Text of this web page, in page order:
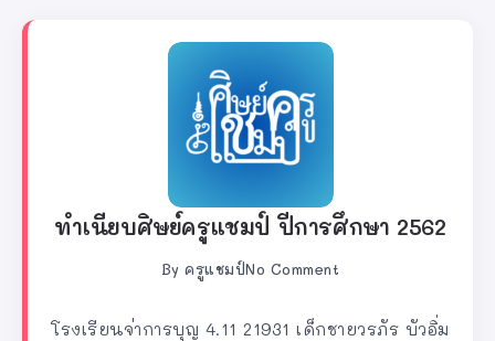
ทำเนียบศิษย์ครูแชมป์ ปีการศึกษา 2562
By ครูแชมป์No Comment
โรงเรียนจ่าการบุญ 4.11 21931 เด็กชายวรภัร บัวอิ่ม